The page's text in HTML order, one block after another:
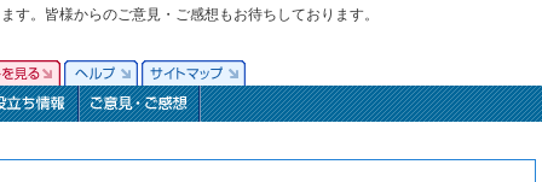
。皆様からのご意見・ご感想もお待ちしております。